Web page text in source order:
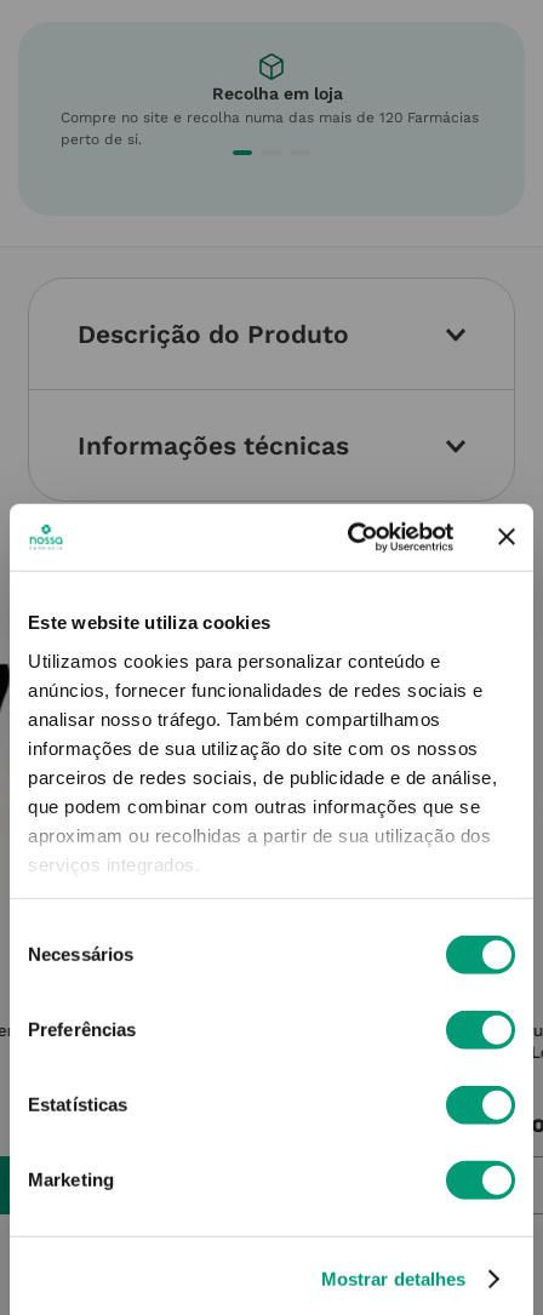
Este website utiliza cookies
Utilizamos cookies para personalizar conteúdo e
anúncios, fornecer funcionalidades de redes sociais e
analisar nosso tráfego. Também compartilhamos
informações de sua utilização do site com os nossos
parceiros de redes sociais, de publicidade e de análise,
que podem combinar com outras informações que se
aproximam ou recolhidas a partir de sua utilização dos
serviços integrados.
Necessários
Preferências
Estatísticas
Marketing
Mostrar detalhes
Recolha em loja
Compre no site e recolha numa das mais de 120 Farmácias
perto de si.
Descrição do Produto
Informações técnicas
Chicco Roupa Mamã Cueca Monouso
Medi